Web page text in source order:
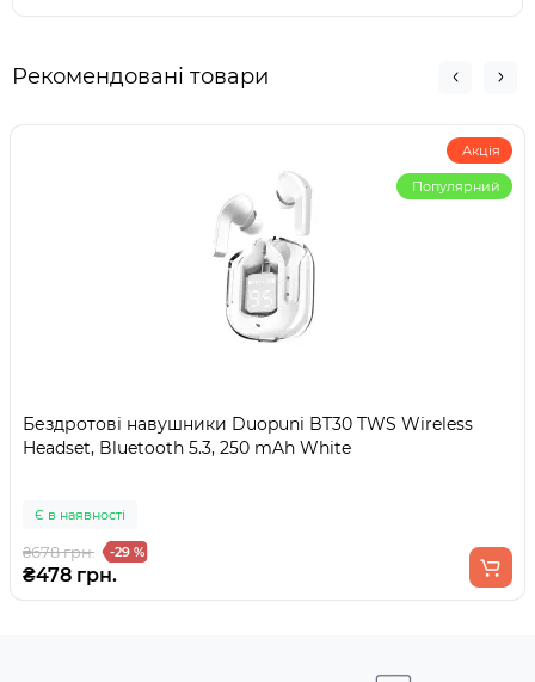
Рекомендовані товари
Акція
Популярний
Бездротові навушники Duopuni BT30 TWS Wireless
Headset, Bluetooth 5.3, 250 mAh White
Є в наявності
₴678 грн. -29 %
₴478 грн.